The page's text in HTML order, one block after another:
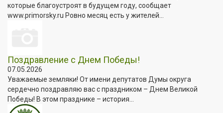
которые благоустроят в будущем году, сообщает
www.primorsky.ru Ровно месяц есть у жителей...
Поздравление с Днем Победы!
07.05.2026
Уважаемые земляки! От имени депутатов Думы округа
сердечно поздравляю вас с праздником – Днем Великой
Победы! В этом празднике – история...